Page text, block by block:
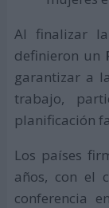
Al finalizar la
definieron un
garantizar a
trabajo,
planificación
Los países
años, con el
conferencia